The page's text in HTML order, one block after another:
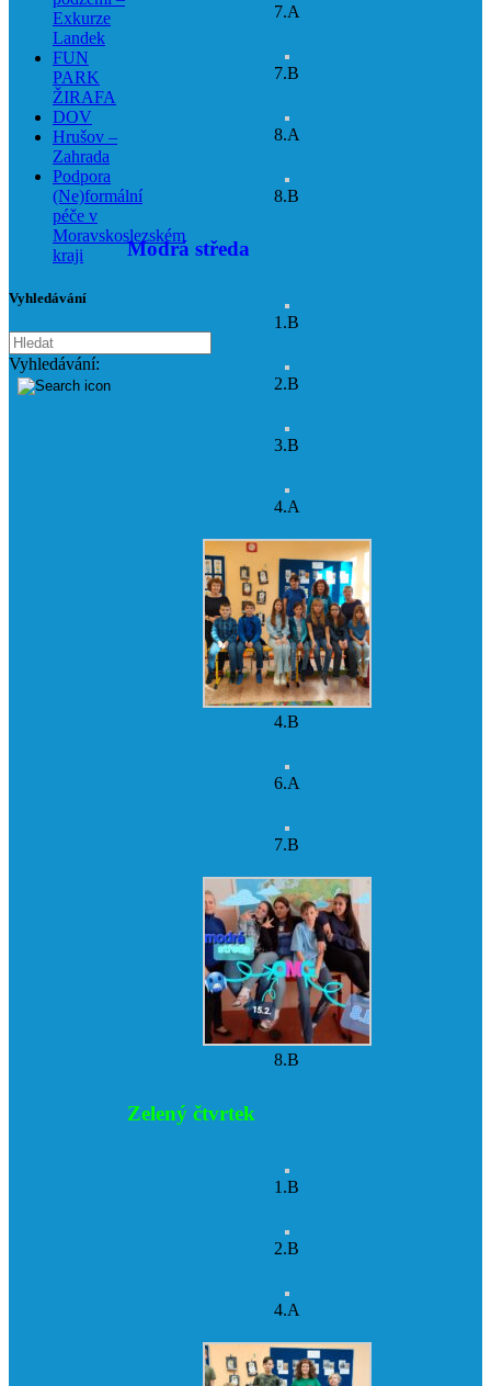
Exkurze
Landek
FUN
PARK
ŽIRAFA
DOV
Hrušov –
Zahrada
Podpora
(Ne)formální
péče v
Moravskoslezském
kraji
Vyhledávání
Vyhledávání:
7.A
7.B
8.A
8.B
Modrá středa
1.B
2.B
3.B
4.A
4.B
6.A
7.B
8.B
Zelený čtvrtek
1.B
2.B
4.A